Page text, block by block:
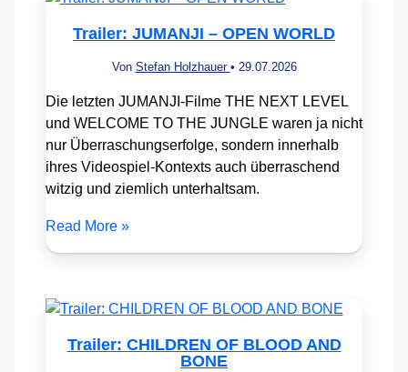
Trailer: JUMANJI – OPEN WORLD
Von Stefan Holzhauer • 29.07.2026
Die letzten JUMANJI-Filme THE NEXT LEVEL
und WELCOME TO THE JUNGLE waren ja nicht
nur Überraschungserfolge, sondern innerhalb
ihres Videospiel-Kontexts auch überraschend
witzig und ziemlich unterhaltsam.
Read More »
Trailer: CHILDREN OF BLOOD AND
BONE